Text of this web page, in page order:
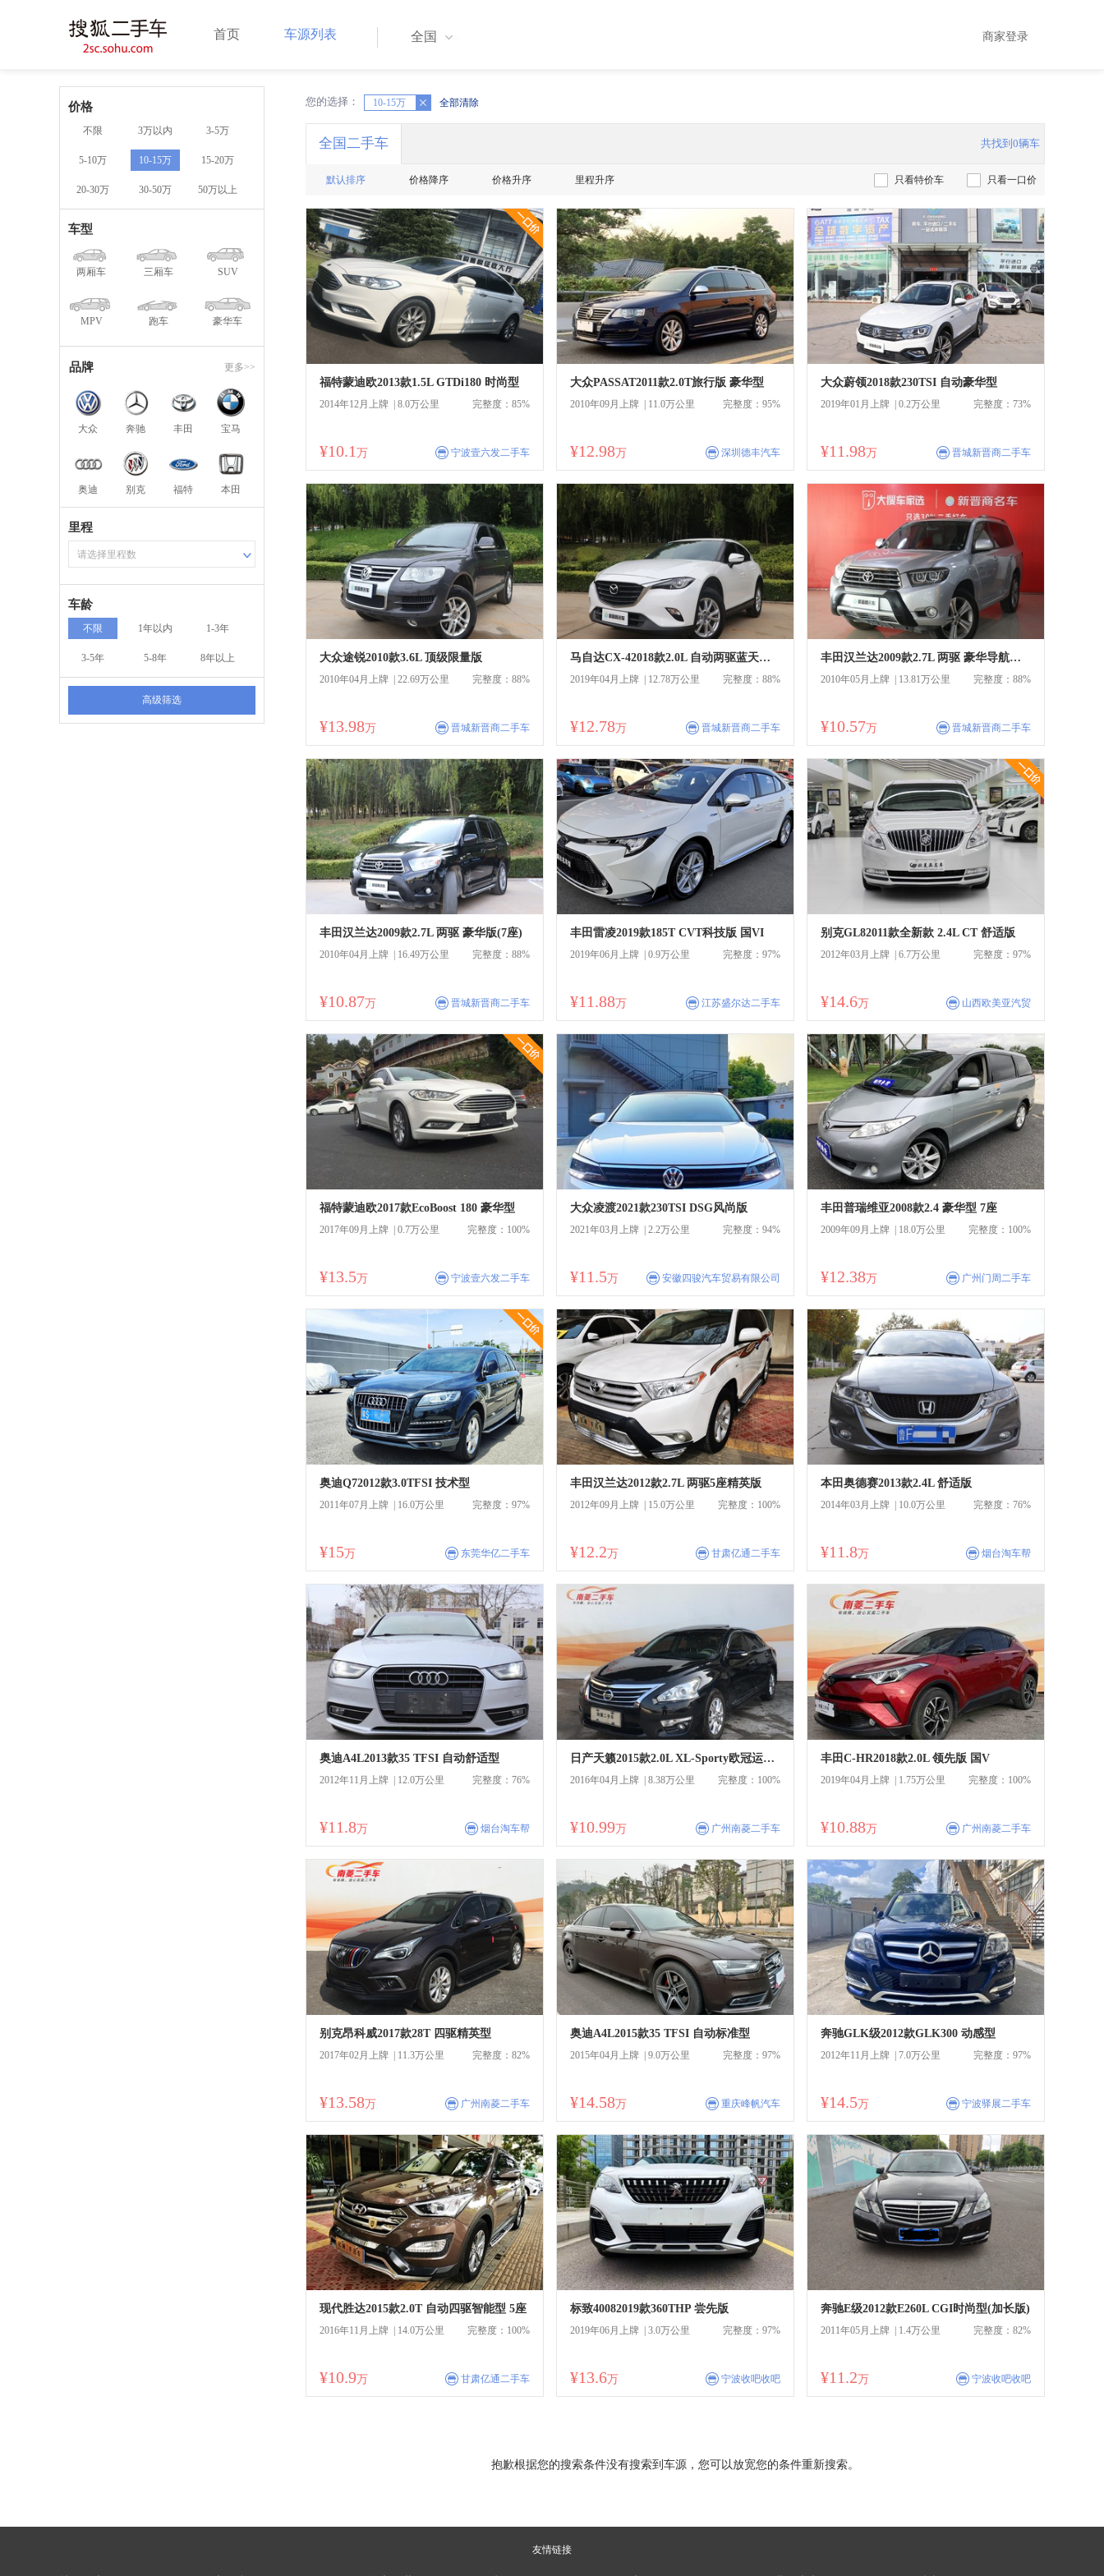
首页 车源列表 全国 商家登录
价格
不限 3万以内 3-5万
5-10万 10-15万 15-20万
20-30万 30-50万 50万以上
车型
两厢车 三厢车 SUV
MPV 跑车 豪华车
品牌 更多>>
大众 奔驰 丰田 宝马
奥迪 别克 福特 本田
里程
请选择里程数
车龄
不限 1年以内 1-3年
3-5年 5-8年 8年以上
高级筛选
您的选择： 10-15万
X 全部清除
全国二手车 共找到0辆车
只看特价车 只看一口价
默认排序 价格降序 价格升序 里程升序
一口价
福特蒙迪欧2013款1.5L GTDi180 时尚型
完整度：85%
2014年12月上牌 | 8.0万公里
¥10.1 万 宁波壹六发二手车
大众PASSAT2011款2.0T旅行版 豪华型
完整度：95%
2010年09月上牌 | 11.0万公里
¥12.98万 深圳德丰汽车
大众蔚领2018款230TSI 自动豪华型
完整度：73%
2019年01月上牌 | 0.2万公里
¥11.98万 晋城新晋商二手车
大众途锐2010款3.6L 顶级限量版
完整度：88%
2010年04月上牌 | 22.69万公里
¥13.98万 晋城新晋商二手车
马自达CX-42018款2.0L 自动两驱蓝天活力版 国V
完整度：88%
2019年04月上牌 | 12.78万公里
¥12.78万 晋城新晋商二手车
丰田汉兰达2009款2.7L 两驱 豪华导航版(7座)
完整度：88%
2010年05月上牌 | 13.81万公里
¥10.57万 晋城新晋商二手车
丰田汉兰达2009款2.7L 两驱 豪华版(7座)
完整度：88%
2010年04月上牌 | 16.49万公里
¥10.87万 晋城新晋商二手车
丰田雷凌2019款185T CVT科技版 国VI
完整度：97%
2019年06月上牌 | 0.9万公里
¥11.88万 江苏盛尔达二手车
一口价
别克GL82011款全新款 2.4L CT 舒适版
完整度：97%
2012年03月上牌 | 6.7万公里
¥14.6万 山西欧美亚汽贸
一口价
福特蒙迪欧2017款EcoBoost 180 豪华型
完整度：100%
2017年09月上牌 | 0.7万公里
¥13.5万 宁波壹六发二手车
大众凌渡2021款230TSI DSG风尚版
完整度：94%
2021年03月上牌 | 2.2万公里
¥11.5万
商 安徽四骏汽车贸易有限公司
丰田普瑞维亚2008款2.4 豪华型 7座
完整度：100%
2009年09月上牌 | 18.0万公里
¥12.38万 广州门周二手车
一口价
奥迪Q72012款3.0TFSI 技术型
完整度：97%
2011年07月上牌 | 16.0万公里
¥15万 东莞华亿二手车
丰田汉兰达2012款2.7L 两驱5座精英版
完整度：100%
2012年09月上牌 | 15.0万公里
¥12.2万 甘肃亿通二手车
本田奥德赛2013款2.4L 舒适版
完整度：76%
2014年03月上牌 | 10.0万公里
¥11.8万 烟台淘车帮
奥迪A4L2013款35 TFSI 自动舒适型
完整度：76%
2012年11月上牌 | 12.0万公里
¥11.8万 烟台淘车帮
日产天籁2015款2.0L XL-Sporty欧冠运动版
完整度：100%
2016年04月上牌 | 8.38万公里
¥10.99万 广州南菱二手车
丰田C-HR2018款2.0L 领先版 国V
完整度：100%
2019年04月上牌 | 1.75万公里
¥10.88万 广州南菱二手车
别克昂科威2017款28T 四驱精英型
完整度：82%
2017年02月上牌 | 11.3万公里
¥13.58万 广州南菱二手车
奥迪A4L2015款35 TFSI 自动标准型
完整度：97%
2015年04月上牌 | 9.0万公里
¥14.58万 重庆峰帆汽车
奔驰GLK级2012款GLK300 动感型
完整度：97%
2012年11月上牌 | 7.0万公里
¥14.5万 宁波驿展二手车
现代胜达2015款2.0T 自动四驱智能型 5座
完整度：100%
2016年11月上牌 | 14.0万公里
¥10.9万 甘肃亿通二手车
标致40082019款360THP 尝先版
完整度：97%
2019年06月上牌 | 3.0万公里
¥13.6万 宁波收吧收吧
奔驰E级2012款E260L CGI时尚型(加长版)
完整度：82%
2011年05月上牌 | 1.4万公里
¥11.2万 宁波收吧收吧
抱歉根据您的搜索条件没有搜索到车源，您可以放宽您的条件重新搜索。
友情链接